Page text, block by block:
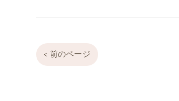
< 前のページ